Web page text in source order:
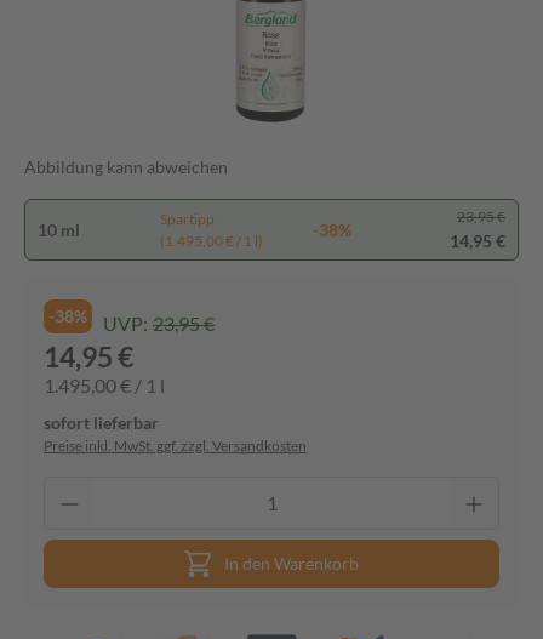
Abbildung kann abweichen
10 ml
Spartipp
(1.495,00 € / 1 l)
-38%
23,95 €
14,95 €
-38% UVP: 23,95 €
14,95 €
1.495,00 € / 1 l
sofort lieferbar
Preise inkl. MwSt. ggf. zzgl. Versandkosten
In den Warenkorb